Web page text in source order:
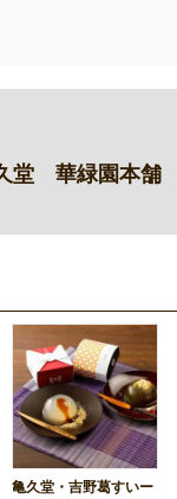
堂 華緑園本舗
亀久堂・吉野葛すいー